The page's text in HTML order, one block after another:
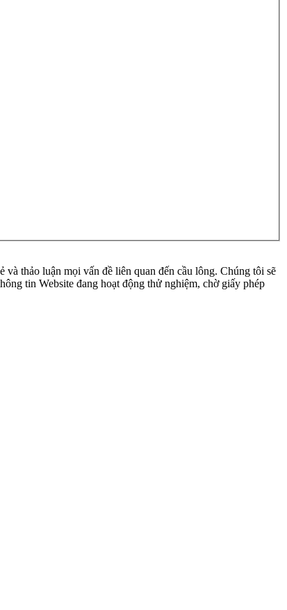
thảo luận mọi vấn đề liên quan đến cầu lông. Chúng tôi sẽ
tin Website đang hoạt động thử nghiệm, chờ giấy phép